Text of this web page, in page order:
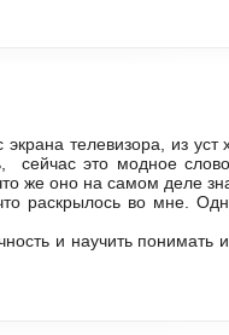
экрана телевизора, из
сейчас это модное
же оно на самом деле
раскрылось во мне.
и научить понимать